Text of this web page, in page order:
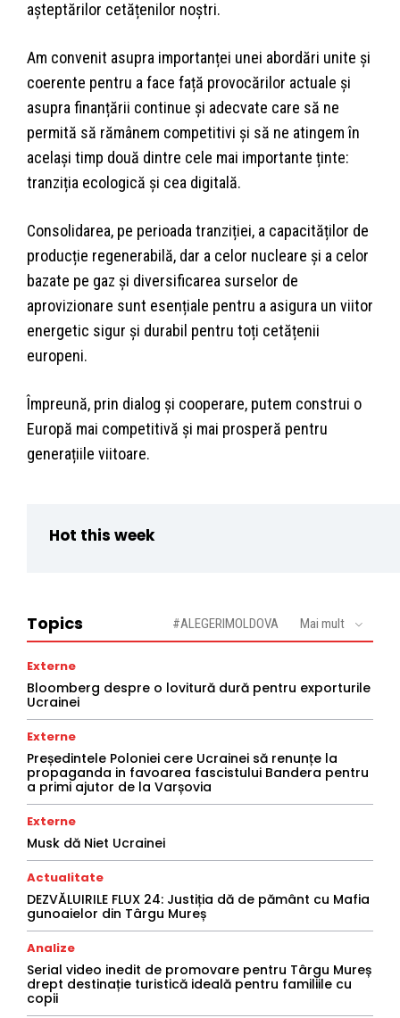
așteptărilor cetățenilor noștri.
Am convenit asupra importanței unei abordări unite și
coerente pentru a face față provocărilor actuale și
asupra finanțării continue și adecvate care să ne
permită să rămânem competitivi și să ne atingem în
același timp două dintre cele mai importante ținte:
tranziția ecologică și cea digitală.
Consolidarea, pe perioada tranziției, a capacităților de
producție regenerabilă, dar a celor nucleare și a celor
bazate pe gaz și diversificarea surselor de
aprovizionare sunt esențiale pentru a asigura un viitor
energetic sigur și durabil pentru toți cetățenii
europeni.
Împreună, prin dialog și cooperare, putem construi o
Europă mai competitivă și mai prosperă pentru
generațiile viitoare.
Hot this week
Topics #ALEGERIMOLDOVA Mai mult
Externe
Bloomberg despre o lovitură dură pentru exporturile
Ucrainei
Externe
Președintele Poloniei cere Ucrainei să renunțe la
propaganda in favoarea fascistului Bandera pentru
a primi ajutor de la Varșovia
Externe
Musk dă Niet Ucrainei
Actualitate
DEZVĂLUIRILE FLUX 24: Justiția dă de pământ cu Mafia
gunoaielor din Târgu Mureș
Analize
Serial video inedit de promovare pentru Târgu Mureș
drept destinație turistică ideală pentru familiile cu
copii